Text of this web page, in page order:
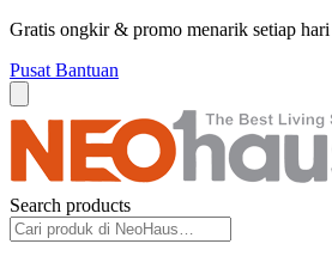
Gratis ongkir & promo menarik setiap
Pusat Bantuan
Search products